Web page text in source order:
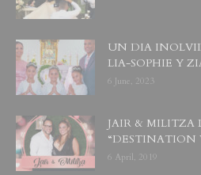
UN DIA
LIA-SOPHIE Y
6 June, 2023
JAIR & MILITZA
“DESTINATION
6 April, 2019